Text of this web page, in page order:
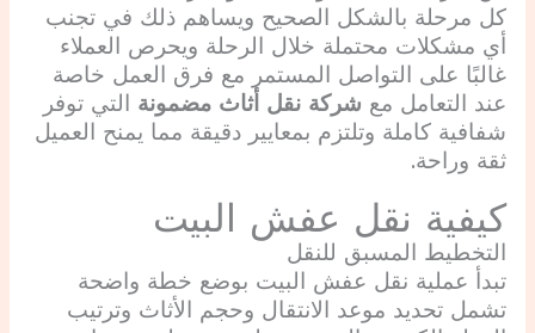
كل مرحلة بالشكل الصحيح ويساهم ذلك في تجنب
أي مشكلات محتملة خلال الرحلة ويحرص العملاء
غالبًا على التواصل المستمر مع فرق العمل خاصة
عند التعامل مع شركة نقل أثاث مضمونة التي توفر
شفافية كاملة وتلتزم بمعايير دقيقة مما يمنح العميل
ثقة وراحة.
كيفية نقل عفش البيت
التخطيط المسبق للنقل
تبدأ عملية نقل عفش البيت بوضع خطة واضحة
تشمل تحديد موعد الانتقال وحجم الأثاث وترتيب